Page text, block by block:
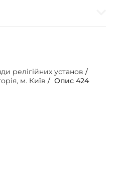
релігійних установ /
м. Київ / Опис 424